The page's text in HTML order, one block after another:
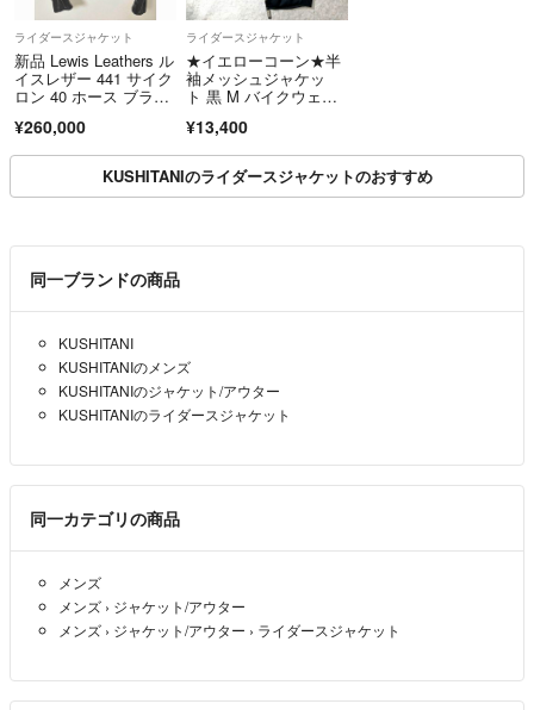
ライダースジャケット
新品 Lewis Leathers ル
イスレザー 441 サイク
ロン 40 ホース ブラッ
ト
¥260,000
ライダースジャケット
★イエローコーン★半
袖メッシュジャケッ
ト 黒 M バイクウェ
n ツーリングジャケッ
ト
¥13,400
KUSHITANIのライダースジャケットのおすすめ
同一ブランドの商品
KUSHITANI
KUSHITANIのメンズ
KUSHITANIのジャケット/アウター
KUSHITANIのライダースジャケット
同一カテゴリの商品
メンズ
メンズ › ジャケット/アウター
メンズ › ジャケット/アウター › ライダースジャケット